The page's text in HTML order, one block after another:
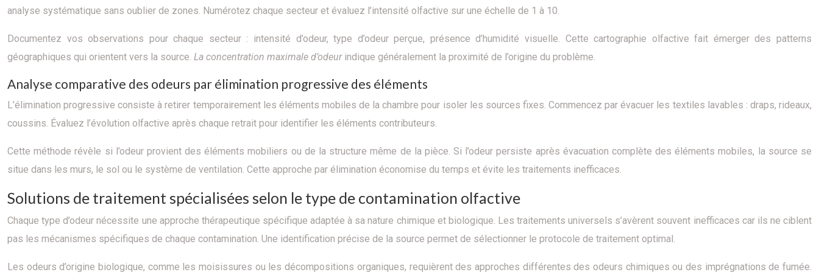
analyse systématique sans oublier de zones. Numérotez chaque secteur et évaluez l’intensité olfactive sur une échelle de 1 à 10.
Documentez vos observations pour chaque secteur : intensité d’odeur, type d’odeur perçue, présence d’humidité visuelle. Cette cartographie olfactive fait émerger des patterns
géographiques qui orientent vers la source. La concentration maximale d’odeur indique généralement la proximité de l’origine du problème.
Analyse comparative des odeurs par élimination progressive des éléments
L’élimination progressive consiste à retirer temporairement les éléments mobiles de la chambre pour isoler les sources fixes. Commencez par évacuer les textiles lavables : draps, rideaux,
coussins. Évaluez l’évolution olfactive après chaque retrait pour identifier les éléments contributeurs.
Cette méthode révèle si l’odeur provient des éléments mobiliers ou de la structure même de la pièce. Si l’odeur persiste après évacuation complète des éléments mobiles, la source se
situe dans les murs, le sol ou le système de ventilation. Cette approche par élimination économise du temps et évite les traitements inefficaces.
Solutions de traitement spécialisées selon le type de contamination olfactive
Chaque type d’odeur nécessite une approche thérapeutique spécifique adaptée à sa nature chimique et biologique. Les traitements universels s’avèrent souvent inefficaces car ils ne ciblent
pas les mécanismes spécifiques de chaque contamination. Une identification précise de la source permet de sélectionner le protocole de traitement optimal.
Les odeurs d’origine biologique, comme les moisissures ou les décompositions organiques, requièrent des approches différentes des odeurs chimiques ou des imprégnations de fumée.